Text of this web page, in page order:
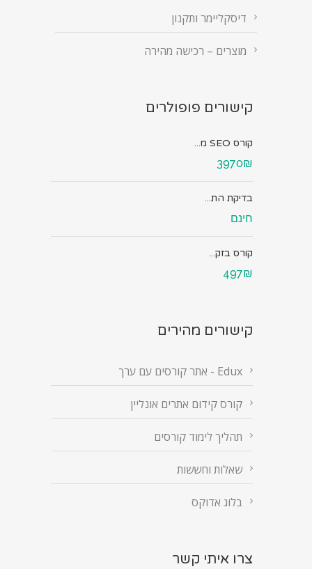
דיסקליימר ותקנון
מוצרים – רכישה מהירה
קישורים פופולרים
קורס SEO מ...
3970₪
בדיקת הת...
חינם
קורס בזק...
497₪
קישורים מהירים
Edux - אתר קורסים עם ערך
קורס קידום אתרים אונליין
תהליך לימוד קורסים
שאלות וחששות
בלוג אדוקס
צרו איתי קשר